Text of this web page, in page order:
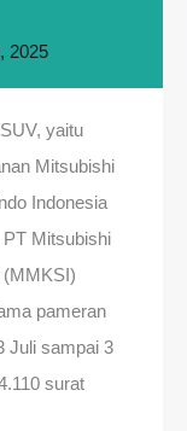
2025
yaitu
Mitsubishi
Indonesia
PT Mitsubishi
(MMKSI)
pameran
Juli sampai 3
surat